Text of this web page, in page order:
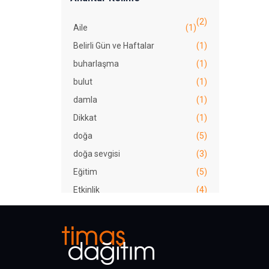
(2)
Aile
(1)
Belirli Gün ve Haftalar
(1)
buharlaşma
(1)
bulut
(1)
damla
(1)
Dikkat
(1)
doğa
(5)
doğa sevgisi
(3)
Eğitim
(5)
Etkinlik
(4)
farkındalık
(3)
gökkuşağı
Görsel
Güneş